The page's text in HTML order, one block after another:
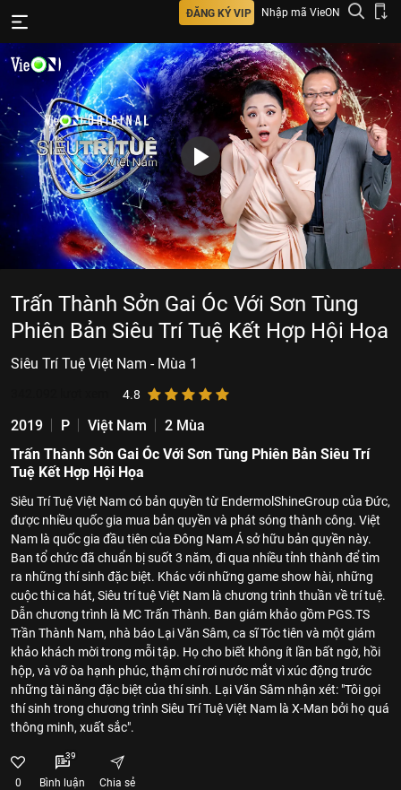
ĐĂNG KÝ VIP Nhập mã VieON
Trấn Thành Sởn Gai Óc Với Sơn Tùng
Phiên Bản Siêu Trí Tuệ Kết Hợp Hội Họa
Siêu Trí Tuệ Việt Nam - Mùa 1
4.8
2019 P Việt Nam
2 Mùa
Trấn Thành Sởn Gai Óc Với Sơn Tùng Phiên Bản Siêu Trí
Tuệ Kết Hợp Hội Họa
Siêu Trí Tuệ Việt Nam có bản quyền từ EndermolShineGroup của Đức,
được nhiều quốc gia mua bản quyền và phát sóng thành công. Việt
Nam là quốc gia đầu tiên của Đông Nam Á sở hữu bản quyền này.
Ban tổ chức đã chuẩn bị suốt 3 năm, đi qua nhiều tỉnh thành để tìm
ra những thí sinh đặc biệt. Khác với những game show hài, những
cuộc thi ca hát, Siêu trí tuệ Việt Nam là chương trình thuần về trí tuệ.
Dẫn chương trình là MC Trấn Thành. Ban giám khảo gồm PGS.TS
Trần Thành Nam, nhà báo Lại Văn Sâm, ca sĩ Tóc tiên và một giám
khảo khách mời trong mỗi tập. Họ cho biết không ít lần bất ngờ, hồi
hộp, và vỡ òa hạnh phúc, thậm chí rơi nước mắt vì xúc động trước
những tài năng đặc biệt của thí sinh. Lại Văn Sâm nhận xét: "Tôi gọi
thí sinh trong chương trình Siêu Trí Tuệ Việt Nam là X-Man bởi họ quá
thông minh, xuất sắc".
0
39
Bình luận Chia sẻ